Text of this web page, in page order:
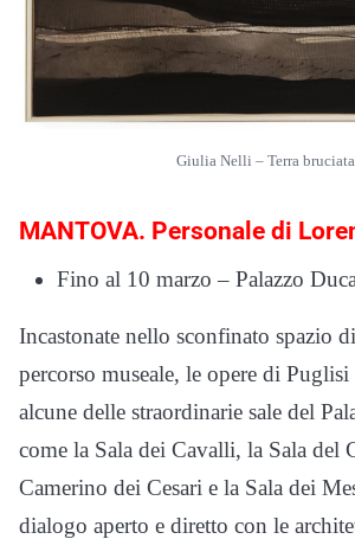
Giulia Nelli – Terra bruciata
MANTOVA. Personale di
Fino al 10 marzo – Palazzo
Incastonate nello sconfinato spazio
percorso museale, le opere di
alcune delle straordinarie sale del
come la Sala dei Cavalli, la Sala del
Camerino dei Cesari e la Sala dei
dialogo aperto e diretto con le